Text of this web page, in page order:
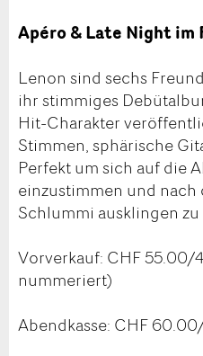
Apéro & Late Night im
Lenon sind sechs
ihr stimmiges
Hit-Charakter
Stimmen, sphärische
Perfekt um sich auf die
einzustimmen und
Schlummi ausklingen zu
Vorverkauf: CHF 55.00/
nummeriert)
Abendkasse: CHF